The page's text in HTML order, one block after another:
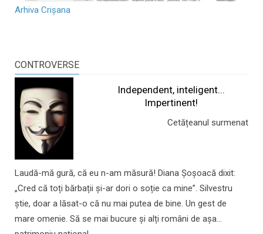
Arhiva Crișana
CONTROVERSE
Independent, inteligent...
Impertinent!
Cetățeanul surmenat
Laudă-mă gură, că eu n-am măsură! Diana Șoșoacă dixit:
„Cred că toți bărbații și-ar dori o soție ca mine”. Silvestru
știe, doar a lăsat-o că nu mai putea de bine. Un gest de
mare omenie. Să se mai bucure și alți români de așa...